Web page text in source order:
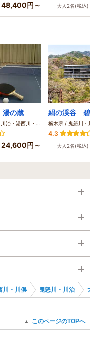
48,400円～ 大人2名(税込)
の蔵
栃木県 / 鬼怒川・川治・湯西川・川俣
24,600円～
絹の渓谷
4.3
大人2名(税込)
川・川俣 鬼怒川・川治
▲ このページのTOPへ